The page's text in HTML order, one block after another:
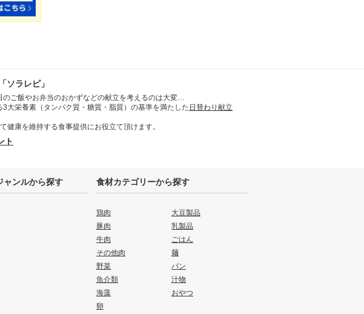
ソラレピ」
ご飯やお弁当のおかずなどの献立を考えるのは大変…
大栄養素（タンパク質・糖質・脂質）の基準を満たした 日替わり献立
健康を維持する食事提供にお役立て頂けます。
ト
ャンルから探す 食材カテゴリーから探す
鶏肉
豚肉
牛肉
その他肉
野菜
魚介類
海藻
卵
大豆製品
乳製品
ごはん
麺
パン
汁物
おやつ